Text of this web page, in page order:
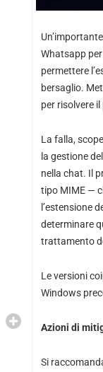
Whatsapp
permettere
bersaglio.
per risolvere
La falla,
la gestione
nella chat. Il
tipo MIME —
l’estensione
determinare
trattamento
Le versioni
Windows
Azioni di
Si